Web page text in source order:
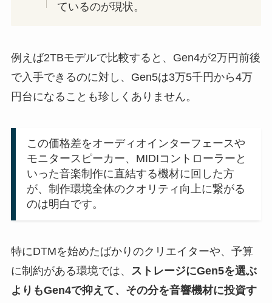
ているのが現状。
例えば2TBモデルで比較すると、Gen4が2万円前後
で入手できるのに対し、Gen5は3万5千円から4万
円台になることも珍しくありません。
この価格差をオーディオインターフェースや
モニタースピーカー、MIDIコントローラーと
いった音楽制作に直結する機材に回した方
が、制作環境全体のクオリティ向上に繋がる
のは明白です。
特にDTMを始めたばかりのクリエイターや、予算
に制約がある環境では、 ストレージにGen5を選ぶ
よりもGen4で抑えて、その分を音響機材に投資す